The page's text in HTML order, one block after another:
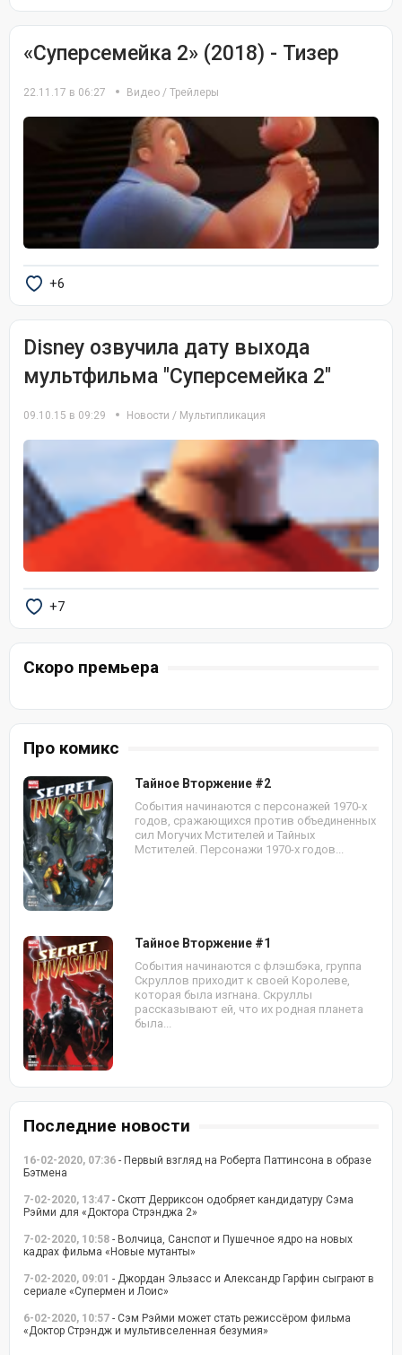
«Суперсемейка 2» (2018) - Тизер
22.11.17 в 06:27 Видео / Трейлеры
+6
Disney озвучила дату выхода
мультфильма "Суперсемейка 2"
09.10.15 в 09:29 Новости / Мультипликация
+7
Скоро премьера
Про комикс
Тайное Вторжение #2
События начинаются с персонажей 1970-х
годов, сражающихся против объединенных
сил Могучих Мстителей и Тайных
Мстителей. Персонажи 1970-х годов...
Тайное Вторжение #1
События начинаются с флэшбэка, группа
Скруллов приходит к своей Королеве,
которая была изгнана. Скруллы
рассказывают ей, что их родная планета
была...
Последние новости
16-02-2020, 07:36 - Первый взгляд на Роберта Паттинсона в образе
Бэтмена
7-02-2020, 13:47 - Скотт Дерриксон одобряет кандидатуру Сэма
Рэйми для «Доктора Стрэнджа 2»
7-02-2020, 10:58 - Волчица, Санспот и Пушечное ядро на новых
кадрах фильма «Новые мутанты»
7-02-2020, 09:01 - Джордан Эльзасс и Александр Гарфин сыграют в
сериале «Супермен и Лоис»
6-02-2020, 10:57 - Сэм Рэйми может стать режиссёром фильма
«Доктор Стрэндж и мультивселенная безумия»